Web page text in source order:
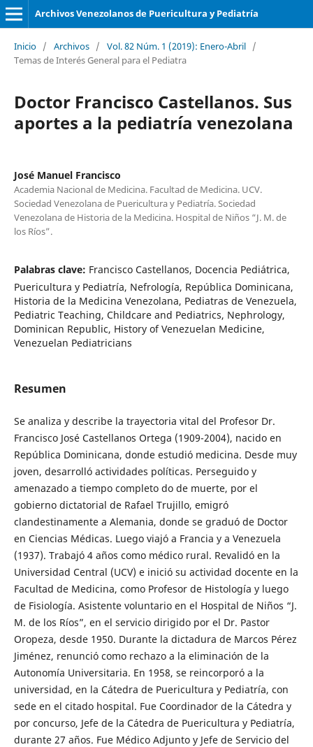
Archivos Venezolanos de Puericultura y Pediatría
Inicio / Archivos / Vol. 82 Núm. 1 (2019): Enero-Abril /
Temas de Interés General para el Pediatra
Doctor Francisco Castellanos. Sus
aportes a la pediatría venezolana
José Manuel Francisco
Academia Nacional de Medicina. Facultad de Medicina. UCV.
Sociedad Venezolana de Puericultura y Pediatría. Sociedad
Venezolana de Historia de la Medicina. Hospital de Niños “J. M. de
los Ríos”.
Palabras clave: Francisco Castellanos, Docencia Pediátrica,
Puericultura y Pediatría, Nefrología, República Dominicana,
Historia de la Medicina Venezolana, Pediatras de Venezuela,
Pediatric Teaching, Childcare and Pediatrics, Nephrology,
Dominican Republic, History of Venezuelan Medicine,
Venezuelan Pediatricians
Resumen
Se analiza y describe la trayectoria vital del Profesor Dr.
Francisco José Castellanos Ortega (1909-2004), nacido en
República Dominicana, donde estudió medicina. Desde muy
joven, desarrolló actividades políticas. Perseguido y
amenazado a tiempo completo do de muerte, por el
gobierno dictatorial de Rafael Trujillo, emigró
clandestinamente a Alemania, donde se graduó de Doctor
en Ciencias Médicas. Luego viajó a Francia y a Venezuela
(1937). Trabajó 4 años como médico rural. Revalidó en la
Universidad Central (UCV) e inició su actividad docente en la
Facultad de Medicina, como Profesor de Histología y luego
de Fisiología. Asistente voluntario en el Hospital de Niños “J.
M. de los Ríos”, en el servicio dirigido por el Dr. Pastor
Oropeza, desde 1950. Durante la dictadura de Marcos Pérez
Jiménez, renunció como rechazo a la eliminación de la
Autonomía Universitaria. En 1958, se reincorporó a la
universidad, en la Cátedra de Puericultura y Pediatría, con
sede en el citado hospital. Fue Coordinador de la Cátedra y
por concurso, Jefe de la Cátedra de Puericultura y Pediatría,
durante 27 años. Fue Médico Adjunto y Jefe de Servicio del